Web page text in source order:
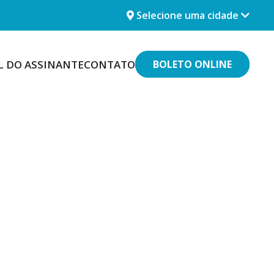
Selecione uma cidade
DO ASSINANTECONTATO BOLETO ONLINE